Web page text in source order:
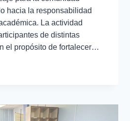
hacia la responsabilidad
La actividad
de distintas
el propósito de fortalecer…